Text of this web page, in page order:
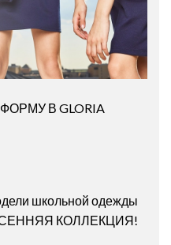
В GLORIA
школьной одежды
КОЛЛЕКЦИЯ!